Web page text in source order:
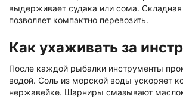
выдерживает судака или сома. Складная
позволяет компактно перевозить.
Как ухаживать за
После каждой рыбалки инструменты
водой. Соль из морской воды ускоряет
нержавейке. Шарниры смазывают